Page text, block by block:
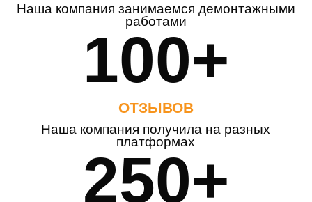
Наша компания занимаемся демонтажными
работами
100+
ОТЗЫВОВ
Наша компания получила на разных
платформах
250+